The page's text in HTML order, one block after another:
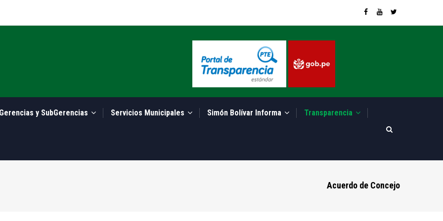
Gerencias y SubGerencias Servicios Municipales Simón Bolívar Informa Transparencia
Acuerdo de Concejo